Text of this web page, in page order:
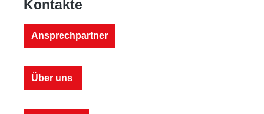
Kontakte
Ansprechpartner
Über uns